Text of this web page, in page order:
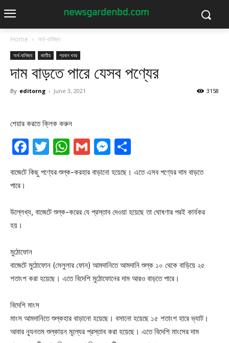
Home অর্থ-বানিজ্য
অর্থ-বানিজ্য জাতীয় প্রধান খবর
দাম বাড়তে পারে যেসব পণ্যের
By editorng - June 3, 2021 3158
শেয়ার করতে ক্লিক করুন
Facebook
Twitter
WhatsApp
GmailMessenger
বাজেটে কিছু পণ্যের শুল্ক-করহার বাড়ানো হয়েছে। এতে এসব পণ্যের দাম বাড়তে
পারে।
উল্লেখ্য, বাজেটে শুল্ক-করের যে প্রস্তাব দেওয়া হয়েছে তা ঘোষণার পরই কার্যকর
হয়।
মুঠোফোন
বাজেটে মুঠোফোন (সেলুলার ফোন) আমদানিতে আমদানি শুল্ক ১০ থেকে বাড়িয়ে ২৫
শতাংশ করা হয়েছে। এতে বিদেশি মুঠোফোনের দাম আরও বাড়তে পারে।
বিদেশি মাংস
মাংস আমদানিতে শুল্কহার বাড়ানো হয়েছে। বসানো হয়েছে ১৫ শতাংশ হারে ভ্যাট।
আবার ন্যূনতম শুল্কায়ন মূল্যের প্রস্তাব করা হয়েছে। এতে বিদেশি মাংসের দাম